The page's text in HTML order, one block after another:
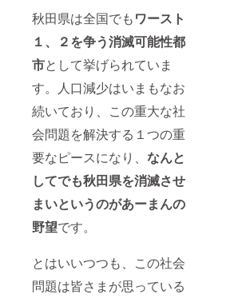
秋田県は全国でもワースト
１、２を争う消滅可能性都
市として挙げられていま
す。人口減少はいまもなお
続いており、この重大な社
会問題を解決する１つの重
要なピースになり、 なんと
してでも秋田県を消滅させ
まいというのがあーまんの
野望です。
とはいいつつも、この社会
問題は皆さまが思っている